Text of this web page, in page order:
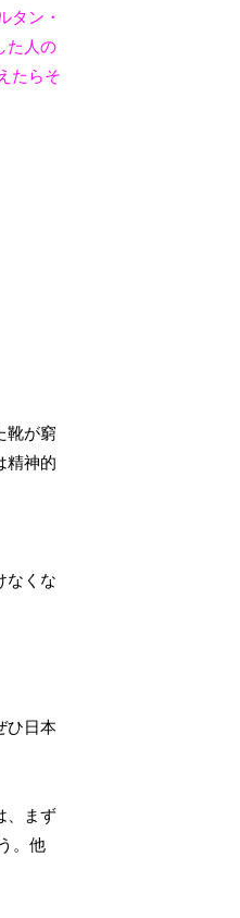
タン・
た人の
たらそ
靴が窮
精神的
なくな
ひ日本
、まず
。他